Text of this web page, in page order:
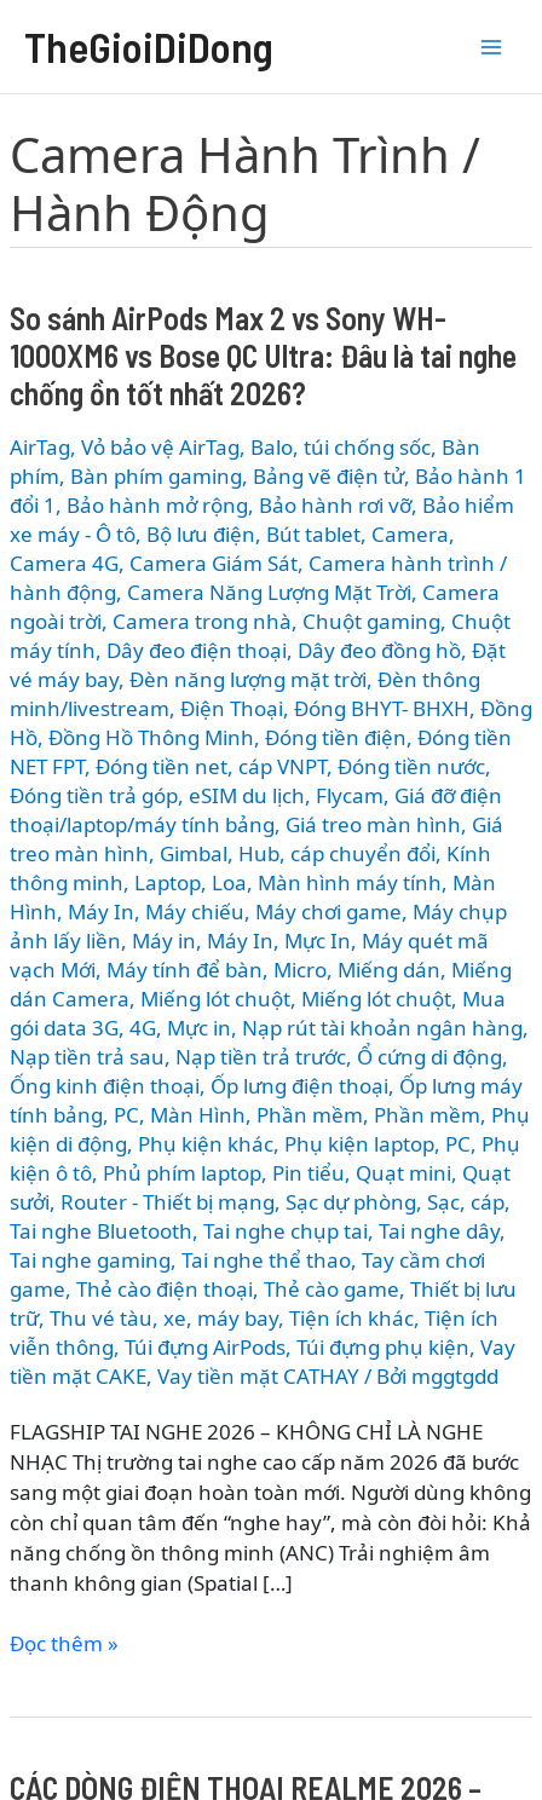
TheGioiDiDong
Camera Hành Trình /
Hành Động
So sánh AirPods Max 2 vs Sony WH-
1000XM6 vs Bose QC Ultra: Đâu là tai nghe
chống ồn tốt nhất 2026?
AirTag, Vỏ bảo vệ AirTag, Balo, túi chống sốc, Bàn
phím, Bàn phím gaming, Bảng vẽ điện tử, Bảo hành 1
đổi 1 , Bảo hành mở rộng, Bảo hành rơi vỡ, Bảo hiểm
xe máy - Ô tô, Bộ lưu điện, Bút tablet, Camera,
Camera 4G, Camera Giám Sát, Camera hành trình /
hành động, Camera Năng Lượng Mặt Trời, Camera
ngoài trời, Camera trong nhà, Chuột gaming, Chuột
máy tính, Dây đeo điện thoại, Dây đeo đồng hồ, Đặt
vé máy bay, Đèn năng lượng mặt trời, Đèn thông
minh/livestream, Điện Thoại, Đóng BHYT- BHXH, Đồng
Hồ, Đồng Hồ Thông Minh, Đóng tiền điện, Đóng tiền
NET FPT, Đóng tiền net, cáp VNPT, Đóng tiền nước,
Đóng tiền trả góp, eSIM du lịch, Flycam, Giá đỡ điện
thoại/laptop/máy tính bảng, Giá treo màn hình, Giá
treo màn hình, Gimbal, Hub, cáp chuyển đổi, Kính
thông minh, Laptop, Loa, Màn hình máy tính, Màn
Hình, Máy In, Máy chiếu, Máy chơi game, Máy chụp
ảnh lấy liền, Máy in, Máy In, Mực In, Máy quét mã
vạch Mới, Máy tính để bàn, Micro, Miếng dán, Miếng
dán Camera, Miếng lót chuột, Miếng lót chuột, Mua
gói data 3G, 4G, Mực in, Nạp rút tài khoản ngân hàng,
Nạp tiền trả sau, Nạp tiền trả trước, Ổ cứng di động,
Ống kinh điện thoại, Ốp lưng điện thoại, Ốp lưng máy
tính bảng, PC, Màn Hình, Phần mềm, Phần mềm, Phụ
kiện di động, Phụ kiện khác, Phụ kiện laptop, PC, Phụ
kiện ô tô, Phủ phím laptop, Pin tiểu, Quạt mini, Quạt
sưởi, Router - Thiết bị mạng, Sạc dự phòng, Sạc, cáp,
Tai nghe Bluetooth, Tai nghe chụp tai, Tai nghe dây,
Tai nghe gaming, Tai nghe thể thao, Tay cầm chơi
game, Thẻ cào điện thoại, Thẻ cào game, Thiết bị lưu
trữ, Thu vé tàu, xe, máy bay, Tiện ích khác, Tiện ích
viễn thông, Túi đựng AirPods, Túi đựng phụ kiện, Vay
tiền mặt CAKE, Vay tiền mặt CATHAY/ Bởi mggtgdd
FLAGSHIP TAI NGHE 2026 – KHÔNG CHỈ LÀ NGHE
NHẠC Thị trường tai nghe cao cấp năm 2026 đã bước
sang một giai đoạn hoàn toàn mới. Người dùng không
còn chỉ quan tâm đến “nghe hay”, mà còn đòi hỏi: Khả
năng chống ồn thông minh (ANC) Trải nghiệm âm
thanh không gian (Spatial […]
So
vs
Đọc thêm »
CÁC DÒNG ĐIỆN THOẠI REALME 2026 –